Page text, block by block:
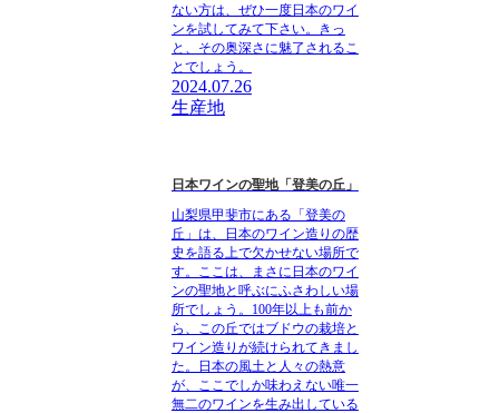
ない方は、ぜひ一度日本のワイ
ンを試してみて下さい。きっ
と、その奥深さに魅了されるこ
とでしょう。
2024.07.26
生産地
日本ワインの聖地「登美の丘」
山梨県甲斐市にある「登美の
丘」は、日本のワイン造りの歴
史を語る上で欠かせない場所で
す。ここは、まさに日本のワイ
ンの聖地と呼ぶにふさわしい場
所でしょう。100年以上も前か
ら、この丘ではブドウの栽培と
ワイン造りが続けられてきまし
た。日本の風土と人々の熱意
が、ここでしか味わえない唯一
無二のワインを生み出している